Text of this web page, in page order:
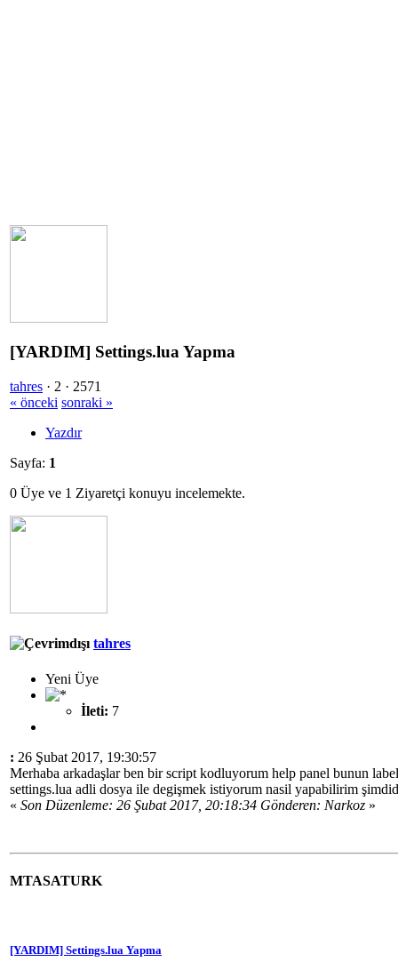
[YARDIM] Settings.lua Yapma
tahres · 2 · 2571
« önceki sonraki »
Yazdır
Sayfa: 1
0 Üye ve 1 Ziyaretçi konuyu incelemekte.
tahres
Yeni Üye
İleti: 7
: 26 Şubat 2017, 19:30:57
Merhaba arkadaşlar ben bir script kodluyorum help panel bunun
settings.lua adli dosya ile degişmek istiyorum nasil yapabilirim
« Son Düzenleme: 26 Şubat 2017, 20:18:34 Gönderen: Narkoz »
MTASATURK
[YARDIM] Settings.lua Yapma